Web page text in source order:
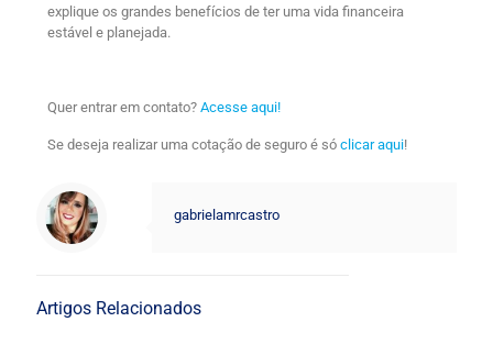
explique os grandes benefícios de ter uma vida financeira
estável e planejada.
Quer entrar em contato? Acesse aqui!
Se deseja realizar uma cotação de seguro é só clicar aqui!
gabrielamrcastro
Artigos Relacionados